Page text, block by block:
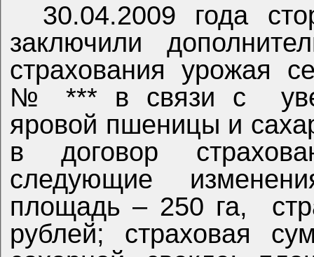
30.04.2009 года
заключили
страхования урожая
№ *** в связи с
яровой пшеницы и
в договор
следующие
площадь – 250 га,
рублей; страховая